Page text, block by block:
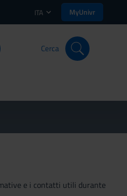
ITA MyUnivr
Cerca
e i contatti utili durante